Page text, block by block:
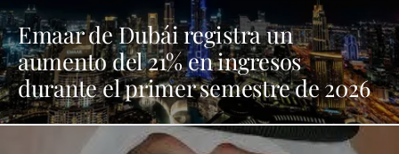
Emaar de Dubái registra un
aumento del 21% en ingresos
durante el primer semestre de 2026